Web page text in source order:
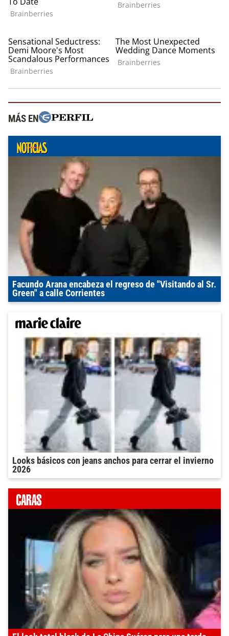
MÁS EN
Facundo Arana encabeza el regreso de "Visitando al Sr.
Green" a calle Corrientes
Looks básicos con jeans anchos para cerrar el invierno
2026